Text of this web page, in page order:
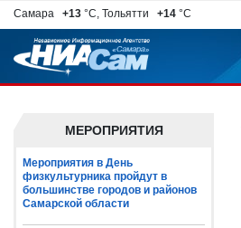
Самара +13 °C, Тольятти +14 °C
МЕРОПРИЯТИЯ
Мероприятия в День
физкультурника пройдут в
большинстве городов и районов
Самарской области